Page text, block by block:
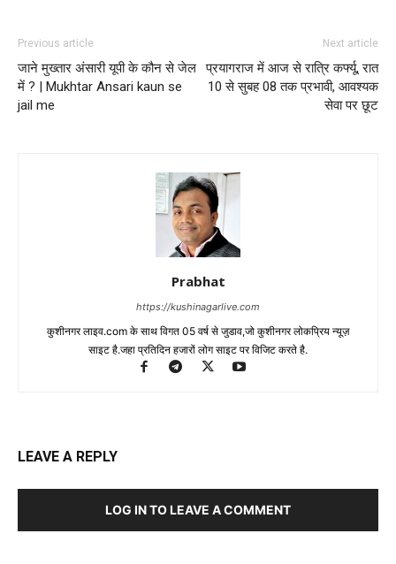
Previous article
जाने मुख्तार अंसारी यूपी के कौन से जेल
में ? | Mukhtar Ansari kaun se
jail me
Next article
प्रयागराज में आज से रात्रि कर्फ्यू, रात
10 से सुबह 08 तक प्रभावी, आवश्यक
सेवा पर छूट
Prabhat
https://kushinagarlive.com
कुशीनगर लाइव.com के साथ विगत 05 वर्ष से जुडाव,जो कुशीनगर लोकप्रिय न्यूज़
साइट है.जहा प्रतिदिन हजारों लोग साइट पर विजिट करते है.
LEAVE A REPLY
LOG IN TO LEAVE A COMMENT